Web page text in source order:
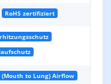
RoHS zertifiziert
(Mouth to Lung) Airflow